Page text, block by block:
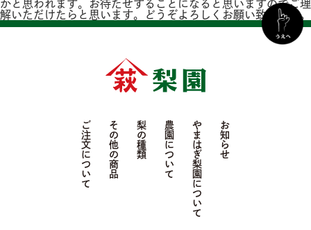
かと思われます。お待たせすることになると思いますのでご理
解いただけたらと思います。どうぞよろしくお願い致します。
お知らせ
やまはぎ梨園について
農園について
梨の種類
その他の商品
ご注文について